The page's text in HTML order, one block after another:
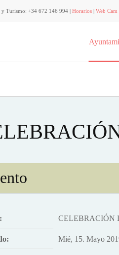
Turismo: +34 672 146 994 | Horarios Web Cam
CELEBRACIÓN
Mié, 15. Mayo